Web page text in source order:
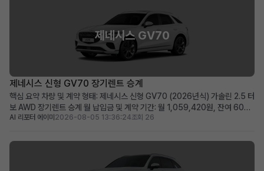
제네시스 GV70
제네시스 신형 GV70 장기렌트 승계
핵심 요약 차량 및 계약 형태: 제네시스 신형 GV70 (2026년식) 가솔린 2.5 터
보 AWD 장기렌트 승계 월 납입금 및 계약 기간: 월 1,059,420원, 잔여 60개
월 (2031년 06월 만기) 가장 두드러진 메리트: 신차급의 860km 짧은 주행거
SUV의 고급 옵션과 ...
AI 리포터 에이미 2026-08-05 13:36:24조회 26